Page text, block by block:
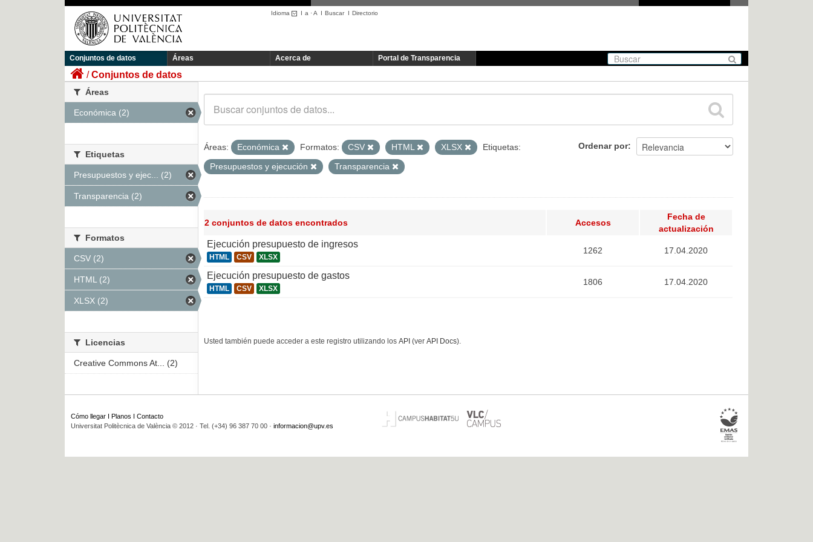
Idioma I a ·A I BuscarI Directorio
Conjuntos de datos Áreas Acerca de Portal de Transparencia
Conjuntos de datos
Ordenar por
Áreas: Económica Formatos: CSV HTML XLSX
Etiquetas:
Presupuestos y ejecución
Transparencia
2 conjuntos de datos encontrados Accesos
Fecha de
actualización
Ejecución presupuesto de ingresos
HTML CSV XLSX
1262 17.04.2020
Ejecución presupuesto de gastos
HTML CSV XLSX
1806 17.04.2020
Usted también puede acceder a este registro utilizando los API (ver API Docs).
Áreas
Económica (2)
Etiquetas
Presupuestos y ejec... (2)
Transparencia (2)
Formatos
CSV (2)
HTML (2)
XLSX (2)
Licencias
Creative Commons At... (2)
Cómo llegar Planos
Contacto
Universitat Politècnica de València © 2012 · Tel. (+34) 96 387 70 00 · informacion@upv.es